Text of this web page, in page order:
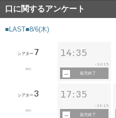
口に関するアンケート
■LAST■8/6(木)
シアター 7
89分
14:35
~16:15
販売終了
シアター 3
89分
17:35
~19:15
販売終了